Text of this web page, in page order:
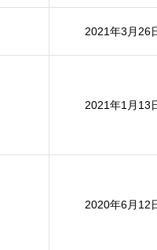
2021年3月26
2021年1月13
2020年6月12